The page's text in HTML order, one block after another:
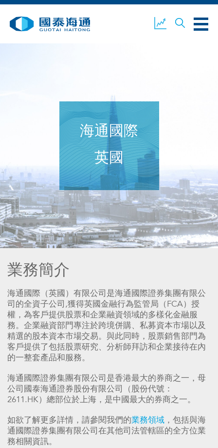
環境、社會及企業管治 國泰海通證券
開設戶口 客戶登入
海通國際
英國
業務簡介
海通國際（英國）有限公司是海通國際證券集團有限公
司的全資子公司,獲得英國金融行為監管局（FCA）授
權，為客戶提供股票和企業融資領域的多樣化金融服
務。企業融資部門專注於跨境併購、私募資本市場以及
精選的股本資本市場交易。與此同時，股票銷售部門為
客戶提供了包括股票研究、分析師拜訪和企業接待在內
的一整套產品和服務。
海通國際證券集團有限公司是香港最大的券商之一，母
公司國泰海通證券股份有限公司（股份代號：
2611.HK）總部位於上海，是中國最大的券商之一。
如欲了解更多詳情，請參閱我們的業務領域 ，包括與海
通國際證券集團有限公司在其他司法管轄區的全方位業
務相關資訊。